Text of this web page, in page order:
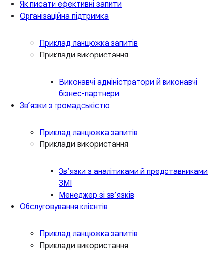
Як писати ефективні запити
Організаційна підтримка
Приклад ланцюжка запитів
Приклади використання
Виконавчі адміністратори й виконавчі
бізнес-партнери
Зв’язки з громадськістю
Приклад ланцюжка запитів
Приклади використання
Зв’язки з аналітиками й представниками
ЗМІ
Менеджер зі зв’язків
Обслуговування клієнтів
Приклад ланцюжка запитів
Приклади використання